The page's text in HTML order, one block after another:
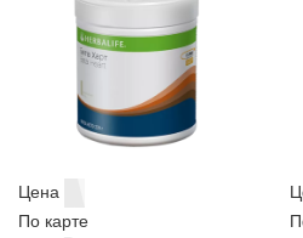
Цена
По карте